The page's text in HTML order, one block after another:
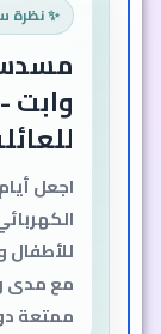
✨ نظرة
وابت
للعائلة
اجعل
مع مدى
ممتعة